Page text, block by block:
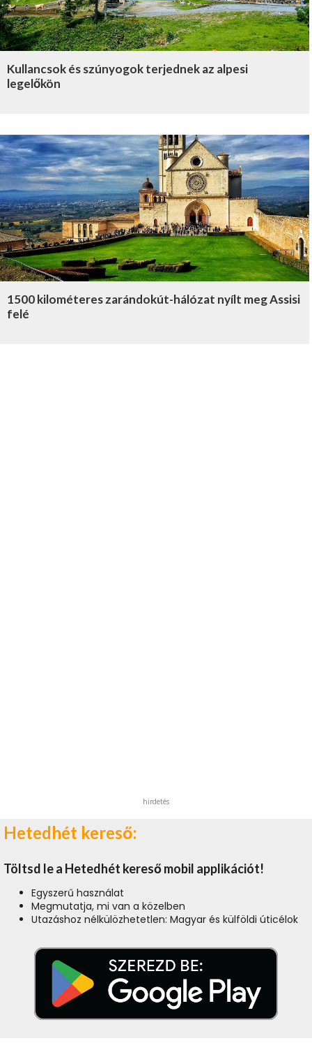
Kullancsok és szúnyogok terjednek az alpesi
legelőkön
1500 kilométeres zarándokút-hálózat nyílt meg Assisi
felé
hirdetés
Hetedhét kereső:
Töltsd le a Hetedhét kereső mobil applikációt!
Egyszerű használat
Megmutatja, mi van a közelben
Utazáshoz nélkülözhetetlen: Magyar és külföldi úticélok